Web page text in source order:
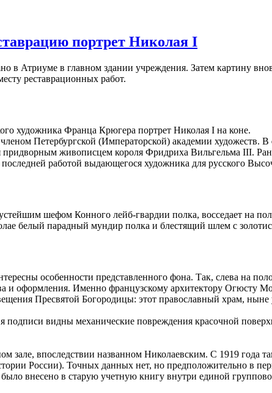
портрет Николая I
в Атриуме в главном здании учреждения. Затем картину
реставрационных работ.
художника Франца Крюгера портрет Николая I на коне.
Петербургской (Императорской) академии художеств. В
живописцем короля Фридриха Вильгельма III.
работой выдающегося художника для русского
шефом Конного лейб-гвардии полка, восседает на
белый парадный мундир полка и блестящий шлем с
особенности представленного фона. Так, слева на
и оформления. Именно французскому архитектору Огюсту
Пресвятой Богородицы: этот православный храм,
подписи видны механические повреждения красочной
впоследствии названном Николаевским. С 1919 года
России). Точных данных нет, но предположительно в
внесено в старую учетную книгу внутри единой